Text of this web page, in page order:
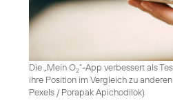
Die „Mein O2“-App verbessert als
ihre Position im Vergleich zu
Pexels / Porapak Apichodilok)